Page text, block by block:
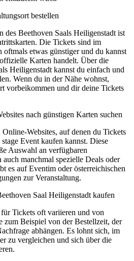
bestellen
des Beethoven Saals Heiligenstadt ist
Die Tickets sind im
oftmals etwas günstiger und du kannst
Karten handelt. Über die
Heiligenstadt kannst du einfach und
Wenn du in der Nähe wohnst,
vorbeikommen und dir deine Tickets
nach günstigen Karten suchen
Websites, auf denen du Tickets
Event kaufen kannst. Diese
Auswahl an verfügbaren
manchmal spezielle Deals oder
es auf Eventim oder österreichischen
zur Veranstaltung.
Saal Heiligenstadt kaufen
Tickets oft variieren und von
zum Beispiel von der Bestellzeit, der
abhängen. Es lohnt sich, im
zu vergleichen und sich über die